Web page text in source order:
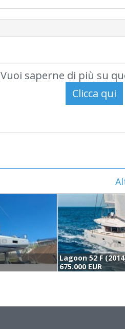
Vuoi saperne di più su
Lagoon 52 F
675.000 EUR